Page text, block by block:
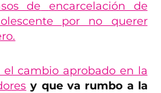
de
encarcelación de
por no querer
el cambio aprobado en la
y que va rumbo a la